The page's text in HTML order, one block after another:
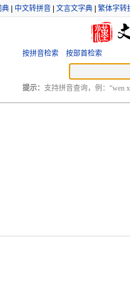
典 中文转拼音 文言文字典 繁体字转
按拼音检索 按部首检索
提示： 支持拼音查询，例：“wen